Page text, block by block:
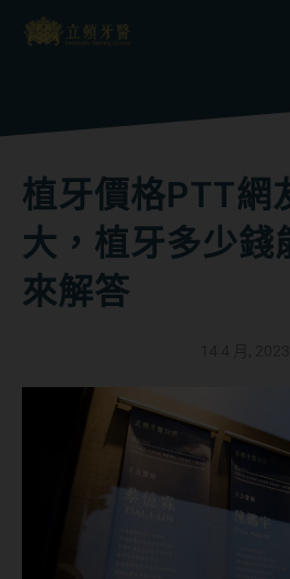
植牙價格PTT網
大，植牙多少錢
來解答